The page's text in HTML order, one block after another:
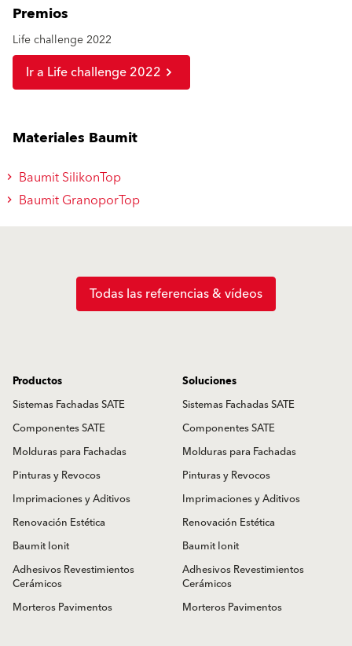
Premios
Life challenge 2022
Ir a Life challenge 2022
Materiales Baumit
Baumit SilikonTop
Baumit GranoporTop
Todas las referencias & vídeos
Productos
Sistemas Fachadas SATE
Componentes SATE
Molduras para Fachadas
Pinturas y Revocos
Imprimaciones y Aditivos
Renovación Estética
Baumit Ionit
Adhesivos Revestimientos
Cerámicos
Morteros Pavimentos
Soluciones
Sistemas Fachadas SATE
Componentes SATE
Molduras para Fachadas
Pinturas y Revocos
Imprimaciones y Aditivos
Renovación Estética
Baumit Ionit
Adhesivos Revestimientos
Cerámicos
Morteros Pavimentos